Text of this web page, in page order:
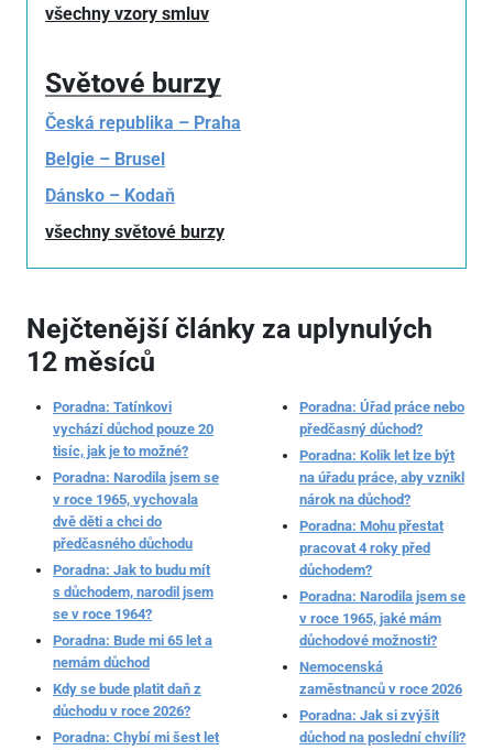
všechny vzory smluv
Světové burzy
Česká republika – Praha
Belgie – Brusel
Dánsko – Kodaň
všechny světové burzy
Nejčtenější články za uplynulých
12 měsíců
Poradna: Tatínkovi
vychází důchod pouze 20
tisíc, jak je to možné?
Poradna: Narodila jsem se
v roce 1965, vychovala
dvě děti a chci do
předčasného důchodu
Poradna: Jak to budu mít
s důchodem, narodil jsem
se v roce 1964?
Poradna: Bude mi 65 let a
nemám důchod
Kdy se bude platit daň z
důchodu v roce 2026?
Poradna: Chybí mi šest let
Poradna: Úřad práce nebo
předčasný důchod?
Poradna: Kolik let lze být
na úřadu práce, aby vznikl
nárok na důchod?
Poradna: Mohu přestat
pracovat 4 roky před
důchodem?
Poradna: Narodila jsem se
v roce 1965, jaké mám
důchodové možnosti?
Nemocenská
zaměstnanců v roce 2026
Poradna: Jak si zvýšit
důchod na poslední chvíli?